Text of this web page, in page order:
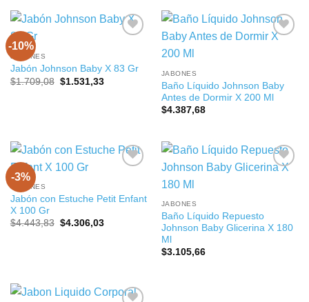
$6.302,17.$6.106,76.
-10%
JABONES
Jabón Johnson Baby X 83 Gr
$1.709,08 El
$1.531,33El
JABONES
Baño Líquido Johnson Baby
Antes de Dormir X 200 Ml
$4.387,68
-3%
JABONES
Jabón con Estuche Petit Enfant
X 100 Gr
$4.443,83 El
$4.306,03El
JABONES
Baño Líquido Repuesto
Johnson Baby Glicerina X 180
Ml
$3.105,66